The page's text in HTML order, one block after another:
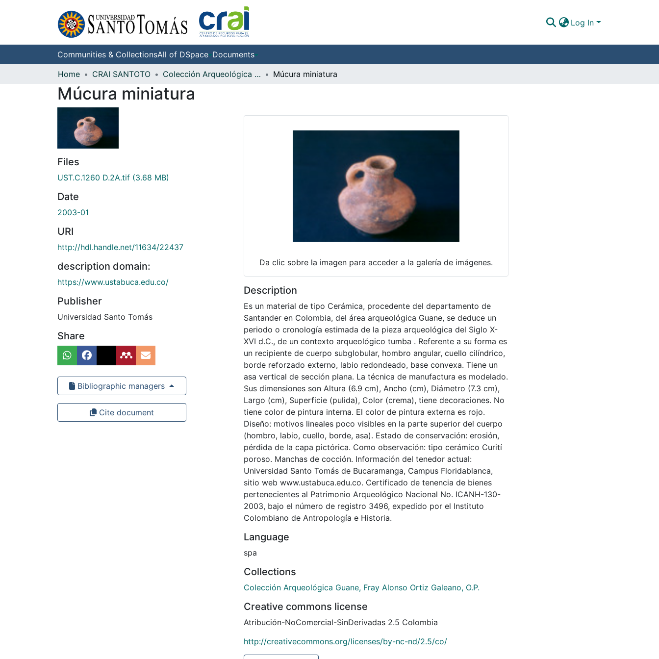
Log In
Communities & CollectionsAll of DSpace Documents
Home
CRAI SANTOTO Colección Arqueológica Guane, Fray Alonso Ortiz Galeano, O.P. Múcura miniatura
Múcura miniatura
Files
UST.C.1260 D.2A.tif (3.68 MB)
Date
2003-01
URI
http://hdl.handle.net/11634/22437
description domain:
https://www.ustabuca.edu.co/
Publisher
Universidad Santo Tomás
Share
Bibliographic managers
Cite document
Da clic sobre la imagen para acceder a la galería de imágenes.
Description
Es un material de tipo Cerámica, procedente del departamento de
Santander en Colombia, del área arqueológica Guane, se deduce un
periodo o cronología estimada de la pieza arqueológica del Siglo X-
XVI d.C., de un contexto arqueológico tumba . Referente a su forma es
un recipiente de cuerpo subglobular, hombro angular, cuello cilíndrico,
borde reforzado externo, labio redondeado, base convexa. Tiene un
asa vertical de sección plana. La técnica de manufactura es modelado.
Sus dimensiones son Altura (6.9 cm), Ancho (cm), Diámetro (7.3 cm),
Largo (cm), Superficie (pulida), Color (crema), tiene decoraciones. No
tiene color de pintura interna. El color de pintura externa es rojo.
Diseño: motivos lineales poco visibles en la parte superior del cuerpo
(hombro, labio, cuello, borde, asa). Estado de conservación: erosión,
pérdida de la capa pictórica. Como observación: tipo cerámico Curití
poroso. Manchas de cocción. Información del tenedor actual:
Universidad Santo Tomás de Bucaramanga, Campus Floridablanca,
sitio web www.ustabuca.edu.co. Certificado de tenencia de bienes
pertenecientes al Patrimonio Arqueológico Nacional No. ICANH-130-
2003, bajo el número de registro 3496, expedido por el Instituto
Colombiano de Antropología e Historia.
Language
spa
Collections
Colección Arqueológica Guane, Fray Alonso Ortiz Galeano, O.P.
Creative commons license
Atribución-NoComercial-SinDerivadas 2.5 Colombia
http://creativecommons.org/licenses/by-nc-nd/2.5/co/